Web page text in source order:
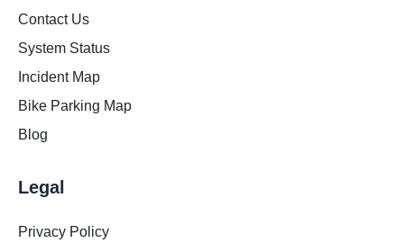
Contact Us
System Status
Incident Map
Bike Parking Map
Blog
Legal
Privacy Policy